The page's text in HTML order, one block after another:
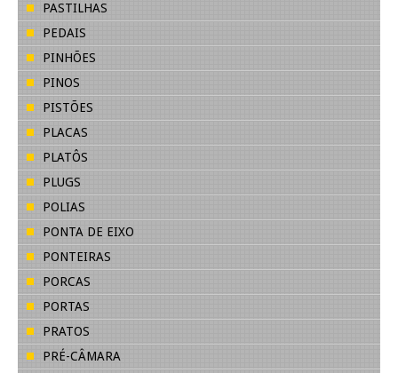
PASTILHAS
PEDAIS
PINHÕES
PINOS
PISTÕES
PLACAS
PLATÔS
PLUGS
POLIAS
PONTA DE EIXO
PONTEIRAS
PORCAS
PORTAS
PRATOS
PRÉ-CÂMARA